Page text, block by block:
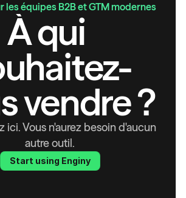
les équipes B2B et GTM modernes
À qui
vendre ?
ici. Vous n'aurez besoin d'aucun
autre outil.
Start using Enginy